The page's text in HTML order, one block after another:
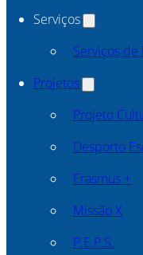
Serviços
Serviços de
Projetos
Projeto
Desporto
Erasmus +
Missão X
P.E.P.S.